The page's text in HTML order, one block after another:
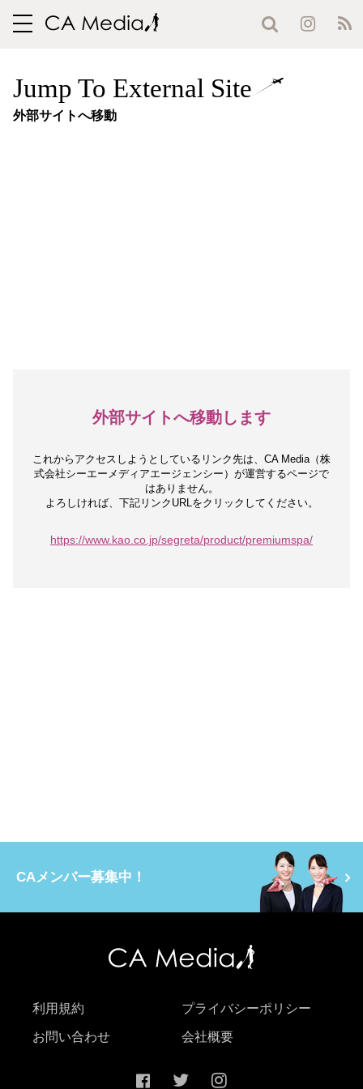
toggle
Jump To External Site
外部サイトへ移動
外部サイトへ移動します
これからアクセスしようとしているリンク先は、 CA Media（株
式会社シーエーメディアエージェンシー）が運営するページで
はありません。
よろしければ、下記リンクURLをクリックしてください。
https://www.kao.co.jp/segreta/product/premiumspa/
CAメンバー募集中！
利用規約 プライバシーポリシー
お問い合わせ 会社概要